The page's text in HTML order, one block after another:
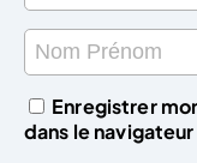
Enregistrer
dans le